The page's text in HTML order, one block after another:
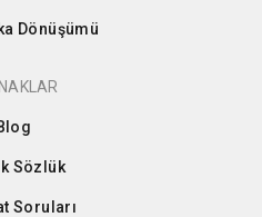
Dönüşümü
Sözlük
Soruları